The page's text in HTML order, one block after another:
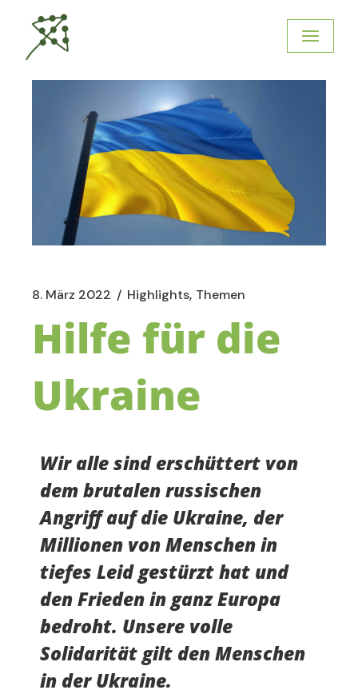
8. März 2022 Highlights Themen
Hilfe für die
Ukraine
Wir alle sind erschüttert von
dem brutalen russischen
Angriff auf die Ukraine, der
Millionen von Menschen in
tiefes Leid gestürzt hat und
den Frieden in ganz Europa
bedroht. Unsere volle
Solidarität gilt den Menschen
in der Ukraine.